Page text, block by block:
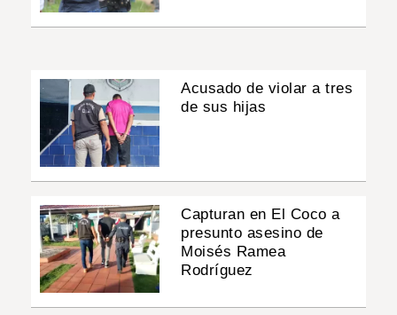
Acusado de violar a tres
de sus hijas
Capturan en El Coco a
presunto asesino de
Moisés Ramea
Rodríguez